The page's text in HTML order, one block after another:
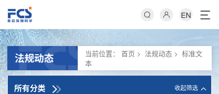
EN
法规动态 当前位置：首页 > 法规动态 >标准文
本
所有分类 收起筛选